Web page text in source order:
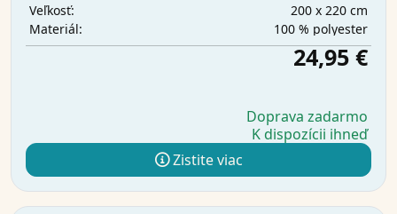
Veľkosť:
200 x 220 cm
Materiál:
100 % polyester
24,95 €
Doprava zadarmo
K dispozícii ihneď
Zistite viac